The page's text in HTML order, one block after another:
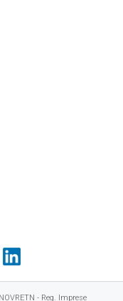
- Reg. Imprese